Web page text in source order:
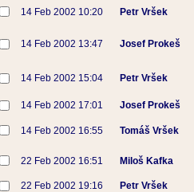
14 Feb 2002 10:20 Petr Vršek
14 Feb 2002 13:47 Josef Prokeš
14 Feb 2002 15:04 Petr Vršek
14 Feb 2002 17:01 Josef Prokeš
14 Feb 2002 16:55 Tomáš Vršek
22 Feb 2002 16:51 Miloš Kafka
22 Feb 2002 19:16
Petr Vršek